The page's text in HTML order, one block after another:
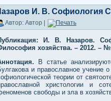
И. В. Софиология
Автор: Автор |
И. В. Назаров.
хозяйства. – 2012. – №
В статье
и православное учение
теории от
христологии и
свободы и зла в